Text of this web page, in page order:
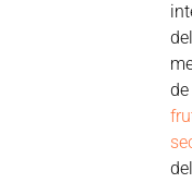
del
del